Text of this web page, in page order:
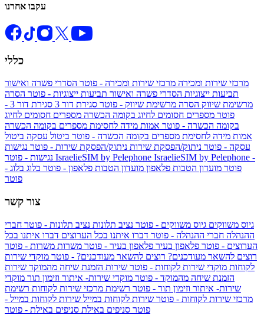
עקבו אחרנו
כללי
מרכזי שירות ומכירה מרכזי שירות ומכירה - פוטר הסדרי פשרה ואישור
תביעות ייצוגיות הסדרי פשרה ואישור תביעות ייצוגיות - פוטר הסרה
מרשימת שיווק הסרה מרשימת שיווק - פוטר סגירת דור 3
סגירת דור 3 -
פוטר מספרים חסומים לחיוג בקומה הכשרה מספרים חסומים לחיוג
בקומה הכשרה - פוטר אמות מידה לחסימת מספרים בקומה הכשרה
אמות מידה לחסימת מספרים בקומה הכשרה - פוטר ביטול עסקה ביטול
עסקה - פוטר ניתוק/הפסקת שירות ניתוק/הפסקת שירות - פוטר נגישות
IsraelieSIM by Pelephone IsraelieSIM by Pelephone -
פוטר מועדון הטבות פלאפון מועדון הטבות פלאפון - פוטר בלוג בלוג -
פוטר
צור קשר
גיוס משווקים גיוס משווקים - פוטר נציב תלונות נציב תלונות - פוטר חברי
ההנהלה חברי ההנהלה - פוטר דברו איתנו בכל הערוצים דברו איתנו בכל
הערוצים - פוטר פלאפון בעיר פלאפון בעיר - פוטר משרות משרות - פוטר
רוצים להשאר מעודכנים? רוצים להשאר מעודכנים? - פוטר מוקדי שירות
לקוחות מוקדי שירות לקוחות - פוטר שירות הזמנת שיחה מהמוקד שירות
הזמנת שיחה מהמוקד - פוטר מוקדי שירות- איתור וזימון תור מוקדי
שירות- איתור וזימון תור - פוטר רשימת מרכזי שירות לקוחות רשימת
מרכזי שירות לקוחות - פוטר שירות לקוחות במייל שירות לקוחות במייל -
פוטר סניפים באילת סניפים באילת - פוטר